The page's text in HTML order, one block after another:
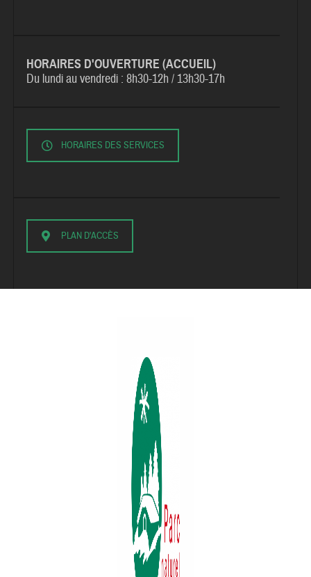
HORAIRES D'OUVERTURE (ACCUEIL)
Du lundi au vendredi :8h30-12h / 13h30-17h
HORAIRES DES SERVICES
PLAN D'ACCÈS